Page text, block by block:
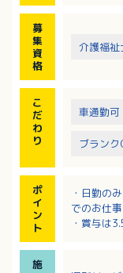
募
集
資
格
介護福祉
こ
だ
わ
り
車通勤可
ブランク
ポ
イ
ン
ト
・日勤の
でのお仕事
・賞与は
・病院と
施